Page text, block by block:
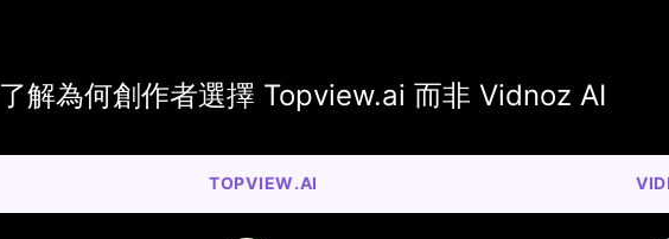
了解為何創作者選擇 Topview.ai 而非 Vidnoz AI
TOPVIEW.AI